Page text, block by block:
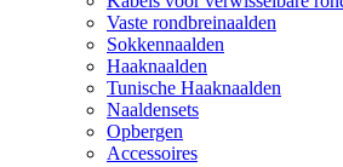
Vaste rondbreinaalden
Sokkennaalden
Haaknaalden
Tunische Haaknaalden
Naaldensets
Opbergen
Accessoires